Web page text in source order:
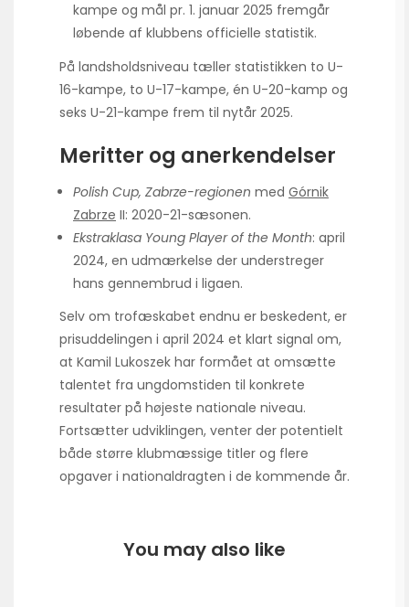
kampe og mål pr. 1. januar 2025 fremgår
løbende af klubbens officielle statistik.
På landsholds­niveau tæller statistikken to U-
16-kampe, to U-17-kampe, én U-20-kamp og
seks U-21-kampe frem til nytår 2025.
Meritter og anerkendelser
Polish Cup, Zabrze-regionen med Górnik
Zabrze II: 2020-21-sæsonen.
Ekstraklasa Young Player of the Month: april
2024, en udmærkelse der understreger
hans gennembrud i ligaen.
Selv om trofæskabet endnu er beskedent, er
prisuddelingen i april 2024 et klart signal om,
at Kamil Lukoszek har formået at omsætte
talentet fra ungdomstiden til konkrete
resultater på højeste nationale niveau.
Fortsætter udviklingen, venter der potentielt
både større klubmæssige titler og flere
opgaver i national­dragten i de kommende år.
You may also like